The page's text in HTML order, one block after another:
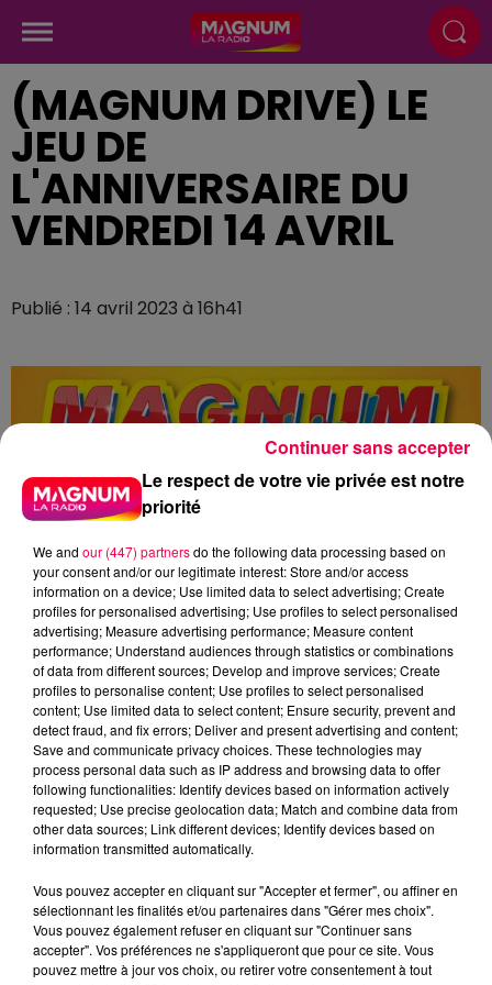
(MAGNUM DRIVE) LE
JEU DE
L'ANNIVERSAIRE DU
VENDREDI 14 AVRIL
Publié : 14 avril 2023 à 16h41
vendredi-14-avril.mp3
Le respect de votre vie privée est notre
priorité
We and our (447) partnersdo the following data processing based on
your consent and/or our legitimate interest: Store and/or access
information on a device; Use limited data to select advertising; Create
profiles for personalised advertising; Use profiles to select personalised
advertising; Measure advertising performance; Measure content
performance; Understand audiences through statistics or combinations
of data from different sources; Develop and improve services; Create
profiles to personalise content; Use profiles to select personalised
content; Use limited data to select content; Ensure security, prevent and
detect fraud, and fix errors; Deliver and present advertising and content;
Save and communicate privacy choices. These technologies may
process personal data such as IP address and browsing data to offer
following functionalities: Identify devices based on information actively
requested; Use precise geolocation data; Match and combine data from
other data sources; Link different devices; Identify devices based on
information transmitted automatically.
Vous pouvez accepter en cliquant sur "Accepter et fermer", ou affiner en
sélectionnant les finalités et/ou partenaires dans "Gérer mes choix".
Vous pouvez également refuser en cliquant sur "Continuer sans
accepter". Vos préférences ne s'appliqueront que pour ce site. Vous
pouvez mettre à jour vos choix, ou retirer votre consentement à tout
Continuer sans accepter